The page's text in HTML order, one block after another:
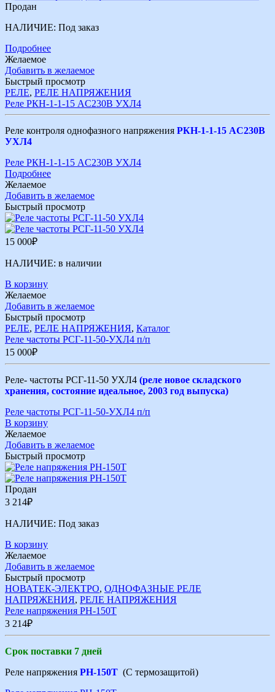
Продан
НАЛИЧИЕ: Под заказ
Подробнее
Желаемое
Добавить в желаемое
Быстрый просмотр
РЕЛЕ, РЕЛЕ НАПРЯЖЕНИЯ
Реле РКН-1-1-15 AC230В УХЛ4
Реле контроля однофазного напряжения РКН-1-1-15 AC230В
УХЛ4
Реле РКН-1-1-15 AC230В УХЛ4
Подробнее
Желаемое
Добавить в желаемое
Быстрый просмотр
15 000₽
НАЛИЧИЕ: в наличии
В корзину
Желаемое
Добавить в желаемое
Быстрый просмотр
РЕЛЕ, РЕЛЕ НАПРЯЖЕНИЯ, Каталог
Реле частоты РСГ-11-50-УХЛ4 п/п
15 000₽
Реле- частоты РСГ-11-50 УХЛ4 (реле новое складского
хранения, состояние идеальное, 2003 год выпуска)
Реле частоты РСГ-11-50-УХЛ4 п/п
В корзину
Желаемое
Добавить в желаемое
Быстрый просмотр
Продан
3 214₽
НАЛИЧИЕ: Под заказ
В корзину
Желаемое
Добавить в желаемое
Быстрый просмотр
НОВАТЕК-ЭЛЕКТРО, ОДНОФАЗНЫЕ РЕЛЕ
НАПРЯЖЕНИЯ, РЕЛЕ НАПРЯЖЕНИЯ
Реле напряжения РН-150Т
3 214₽
Срок поставки 7 дней
Реле напряжения РН-150Т (С термозащитой)